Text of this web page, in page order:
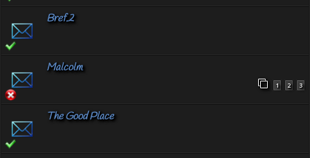
Bref.2
Malcolm
1 2 3
The Good Place